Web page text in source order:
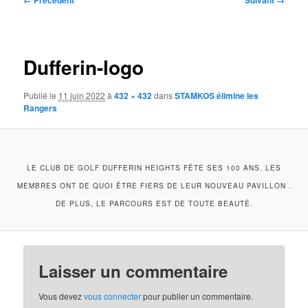
Dufferin-logo
Publié le 11 juin 2022 à432 × 432dansSTAMKOS élimine les
Rangers
LE CLUB DE GOLF DUFFERIN HEIGHTS FÊTE SES 100 ANS. LES
MEMBRES ONT DE QUOI ÊTRE FIERS DE LEUR NOUVEAU PAVILLON .
DE PLUS, LE PARCOURS EST DE TOUTE BEAUTÉ.
Laisser un commentaire
Vous devezvous connecterpour publier un commentaire.